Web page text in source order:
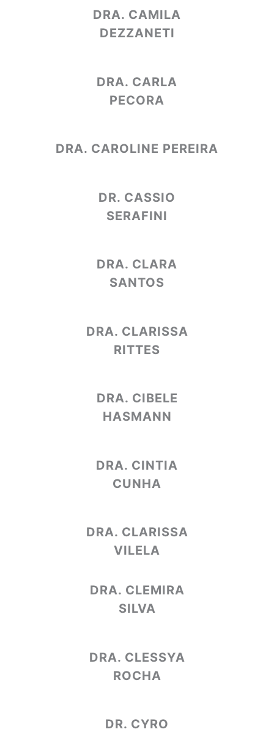
DRA. CAMILA
DEZZANETI
DRA. CARLA
PECORA
DRA. CAROLINE PEREIRA
DR. CASSIO
SERAFINI
DRA. CLARA
SANTOS
DRA. CLARISSA
RITTES
DRA. CIBELE
HASMANN
DRA. CINTIA
CUNHA
DRA. CLARISSA
VILELA
DRA. CLEMIRA
SILVA
DRA. CLESSYA
ROCHA
DR. CYRO